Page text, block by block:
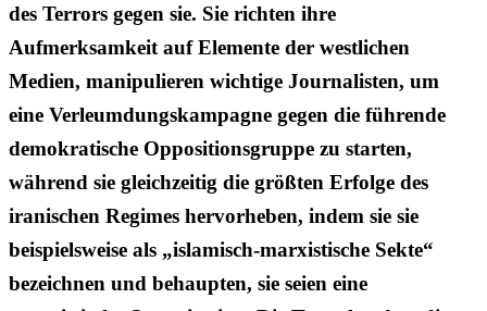
des Terrors gegen sie. Sie richten ihre
Aufmerksamkeit auf Elemente der westlichen
Medien, manipulieren wichtige Journalisten, um
eine Verleumdungskampagne gegen die führende
demokratische Oppositionsgruppe zu starten,
während sie gleichzeitig die größten Erfolge des
iranischen Regimes hervorheben, indem sie sie
beispielsweise als „islamisch-marxistische Sekte“
bezeichnen und behaupten, sie seien eine